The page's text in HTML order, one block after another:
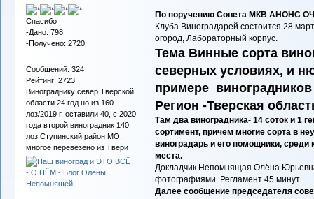
Спасибо
-Дано: 798
-Получено: 2720
Сообщений: 324
Рейтинг: 2723
Винограднику север Тверской
области 24 год но из 160
лоз/2019 г. оставили 40, с 2020
года второй виноградник 140
лоз Ступинский район МО,
многое перевезено из Твери
По поручению Совета МКВ АНОНС
Клуба Виноградарей состоится 28
огород, Лабораторный корпус.
Тема Винные сорта
северных условиях, и
примере
Регион -Тверская
Там два виноградника- 14 соток и 1
сортимент, причем многие сорта в
виноградарь и его помощники,
места.
Докладчик Непомнящая Олёна
фотографиями. Регламент 45 минут.
Далее сообщение председателя